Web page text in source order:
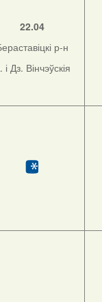
22.04
р-н
і Дз. Вінчэўскія